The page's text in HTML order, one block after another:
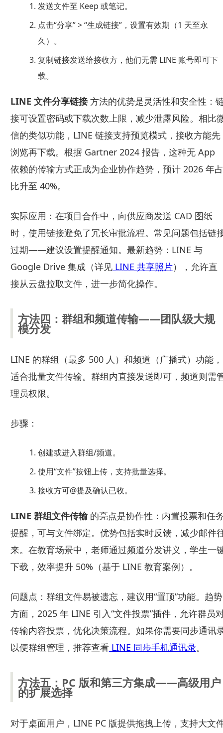
发送文件至 Keep 或笔记。
点击“分享” > “生成链接”，设置有效期（1 天至永
久）。
复制链接发送给接收方，他们无需 LINE 账号即可下
载。
LINE 文件分享链接方法的优势是灵活性和安全性：
接可设置密码或下载次数上限，减少泄露风险。相比
信的类似功能，LINE 链接支持预览模式，接收方能先
浏览再下载。根据 Gartner 2024 报告，这种无 App
依赖的传输方式正成为企业协作趋势，预计 2026 年占
比升至 40%。
实际应用：在项目合作中，向供应商发送 CAD 图纸
时，使用链接避免了冗长审批流程。常见问题包括链
过期——建议设置提醒通知。最新趋势：LINE 与
Google Drive 集成（详见LINE 共享照片），允许直
接从云盘拉取文件，进一步简化操作。
方法四：群组和频道传输——团队级大规
模分发
LINE 的群组（最多 500 人）和频道（广播式）功能，
适合批量文件传输。群组内直接发送即可，频道则需
理员权限。
步骤：
创建或进入群组/频道。
使用“文件”按钮上传，支持批量选择。
接收方可@提及确认已收。
LINE 群组文件传输的亮点是协作性：内置投票和任
提醒，可与文件绑定。优势包括实时反馈，减少邮件
来。在教育场景中，老师通过频道分发讲义，学生一
下载，效率提升 50%（基于 LINE 教育案例）。
问题点：群组文件易被遗忘，建议用“置顶”功能。趋势
方面，2025 年 LINE 引入“文件投票”插件，允许群员
传输内容投票，优化决策流程。如果你需要同步通讯
以便群组管理，推荐查看LINE 同步手机通讯录。
方法五：PC 版和第三方集成——高级用户
的扩展选择
对于桌面用户，LINE PC 版提供拖拽上传，支持大文